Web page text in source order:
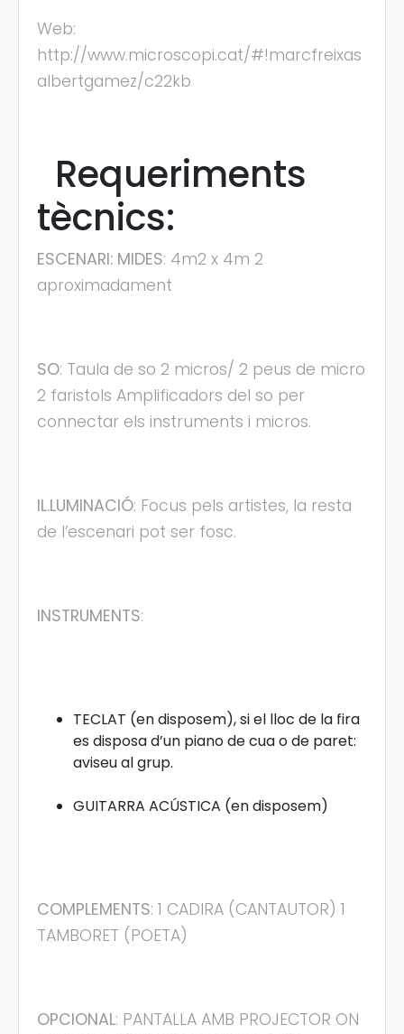
Web:
http://www.microscopi.cat/#!marcfreixas
albertgamez/c22kb
Requeriments
tècnics:
ESCENARI: MIDES: 4m2 x 4m 2
aproximadament
SO: Taula de so 2 micros/ 2 peus de micro
2 faristols Amplificadors del so per
connectar els instruments i micros.
IL.LUMINACIÓ: Focus pels artistes, la resta
de l’escenari pot ser fosc.
INSTRUMENTS:
TECLAT (en disposem), si el lloc de la fira
es disposa d’un piano de cua o de paret:
aviseu al grup.
GUITARRA ACÚSTICA (en disposem)
COMPLEMENTS: 1 CADIRA (CANTAUTOR) 1
TAMBORET (POETA)
OPCIONAL: PANTALLA AMB PROJECTOR ON